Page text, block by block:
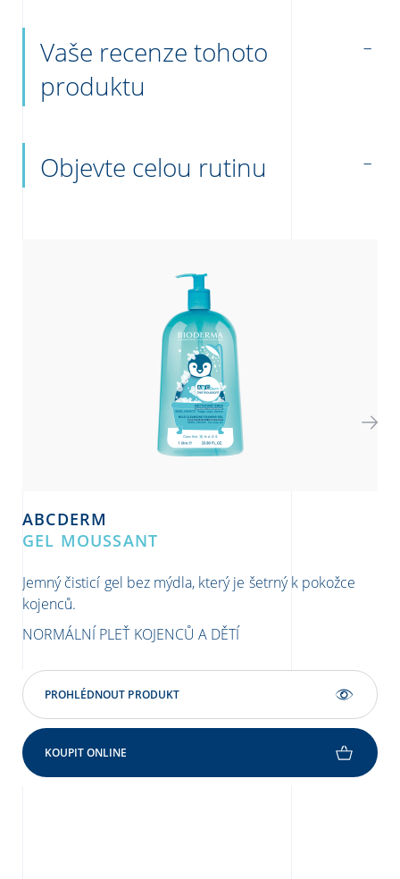
Vaše recenze tohoto
produktu
Objevte celou rutinu
ABCDERM
GEL MOUSSANT
Jemný čisticí gel bez mýdla, který je šetrný k pokožce
kojenců.
NORMÁLNÍ PLEŤ KOJENCŮ A DĚTÍ
PROHLÉDNOUT PRODUKT
KOUPIT ONLINE